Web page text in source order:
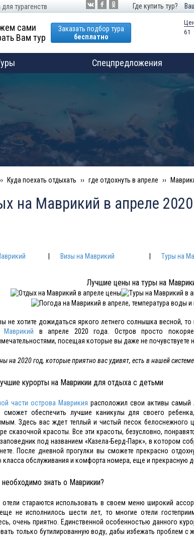
турагенств Где купить тур?
сами
Вам тур
Заказать подбор тура
бесплатно
61
Спецпредложения
Куда поехать отдыхать где отдохнуть в апреле
на Маврикий в апреле
Визы на Маврикий Туры на
Лучшие цены на туры на
не хотите дожидаться яркого летнего солнышка весной,
Маврикий в апреле 2020 года. Остров просто
посещая которые вы даже не почувствуете
на 2020 год, которые приятно вас удивят, есть в нашей
курорты на Маврикии для отдыха с детьми
части острова Маврикия расположил свои активы
сможет обеспечить лучшие каникулы для своего
Здесь вас ждет теплый и чистый песок белоснежного
сказочной красоты. Все эти красоты, безусловно,
под названием «Казела-Берд-Парк», в котором
После дневной прогулки вы сможете прекрасно
класса обслуживания и комфорта номера, еще и прекрасную
знать о Маврикии?
отели стараются использовать в своем меню широкий
не исполнилось шести лет, то многие отели
очень приятно. Единственной особенностью данного
только бутилированную воду, дабы избежать проблем